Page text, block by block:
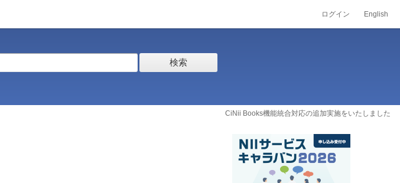
ログイン English
検索
CiNii Books機能統合対応の追加実施をいたしました